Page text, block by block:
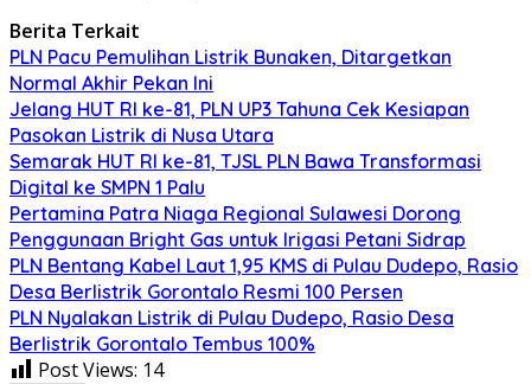
Berita Terkait
PLN Pacu Pemulihan Listrik Bunaken, Ditargetkan
Normal Akhir Pekan Ini
Jelang HUT RI ke-81, PLN UP3 Tahuna Cek Kesiapan
Pasokan Listrik di Nusa Utara
Semarak HUT RI ke-81, TJSL PLN Bawa Transformasi
Digital ke SMPN 1 Palu
Pertamina Patra Niaga Regional Sulawesi Dorong
Penggunaan Bright Gas untuk Irigasi Petani Sidrap
PLN Bentang Kabel Laut 1,95 KMS di Pulau Dudepo, Rasio
Desa Berlistrik Gorontalo Resmi 100 Persen
PLN Nyalakan Listrik di Pulau Dudepo, Rasio Desa
Berlistrik Gorontalo Tembus 100%
Post Views: 14